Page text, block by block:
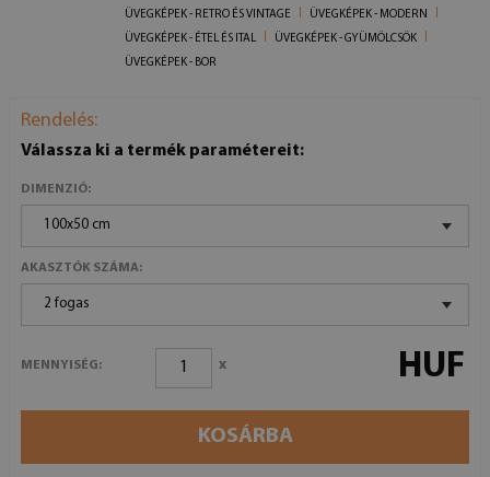
ÜVEGKÉPEK - RETRO ÉS VINTAGE
ÜVEGKÉPEK - MODERN
ÜVEGKÉPEK - ÉTEL ÉS ITAL
ÜVEGKÉPEK - GYÜMÖLCSÖK
ÜVEGKÉPEK - BOR
Rendelés:
Válassza ki a termék paramétereit:
DIMENZIÓ:
100x50 cm
AKASZTÓK SZÁMA:
2 fogas
MENNYISÉG: x HUF
KOSÁRBA